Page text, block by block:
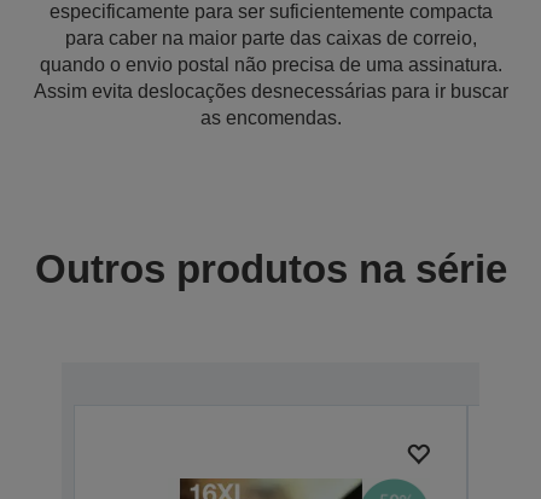
especificamente para ser suficientemente compacta
para caber na maior parte das caixas de correio,
quando o envio postal não precisa de uma assinatura.
Assim evita deslocações desnecessárias para ir buscar
as encomendas.
Outros produtos na série